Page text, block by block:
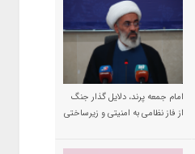
امام جمعه پرند، دلایل گذار جنگ
از فاز نظامی به امنیتی و زیرساختی